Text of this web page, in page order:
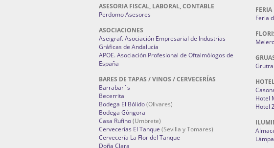
ASESORIA FISCAL, LABORAL, CONTABLE
Perdomo Asesores
ASOCIACIONES
Aseigraf. Asociación Empresarial de Industrias
Gráficas de Andalucía
APOE. Asociación Profesional de Oftalmólogos de
España
BARES DE TAPAS / VINOS / CERVECERÍAS
Barrabar´s
Becerrita
Bodega El Bólido(Olivares)
Bodega Góngora
Casa Rufino(Umbrete)
Cervecerías El Tanque (Sevilla y Tomares)
Cervecería La Flor del Tanque
Doña Clara
Feria
Hotel
Hotel